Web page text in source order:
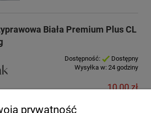
Biała Premium Plus CL
Dostępność:
Dostępny
Wysyłka w: 24 godziny
10,00 zł
prywatność